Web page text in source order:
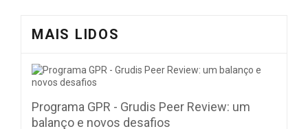
MAIS LIDOS
Programa GPR - Grudis Peer Review: um
balanço e novos desafios